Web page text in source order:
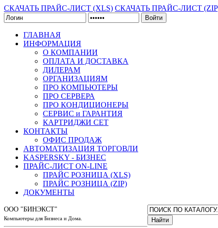
СКАЧАТЬ ПРАЙС-ЛИСТ (XLS) СКАЧАТЬ ПРАЙС-ЛИСТ
Войти
ГЛАВНАЯ
ИНФОРМАЦИЯ
О КОМПАНИИ
ОПЛАТА И ДОСТАВКА
ДИЛЕРАМ
ОРГАНИЗАЦИЯМ
ПРО КОМПЬЮТЕРЫ
ПРО СЕРВЕРА
ПРО КОНДИЦИОНЕРЫ
СЕРВИС и ГАРАНТИЯ
КАРТРИДЖИ CET
КОНТАКТЫ
ОФИС ПРОДАЖ
АВТОМАТИЗАЦИЯ ТОРГОВЛИ
KASPERSKY - БИЗНЕС
ПРАЙС-ЛИСТ ON-LINE
ПРАЙС РОЗНИЦА (XLS)
ПРАЙС РОЗНИЦА (ZIP)
ДОКУМЕНТЫ
ООО "БИНЭКСТ"
Компьютеры для Бизнеса и Дома. Найти